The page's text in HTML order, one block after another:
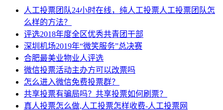
人工投票团队24小时在线，纯人工投票人工投票团队怎
么样的方法？
评选2018年度全区优秀共青团干部
深圳机场2019年“微笑服务”总决赛
合肥最美业物业人评选
微信投票活动主办方可以改票吗
怎么进入微信免费投票群？
共享投票有骗局吗？共享投票如何刷票？
真人投票怎么做,人工投票怎样收费-人工投票网